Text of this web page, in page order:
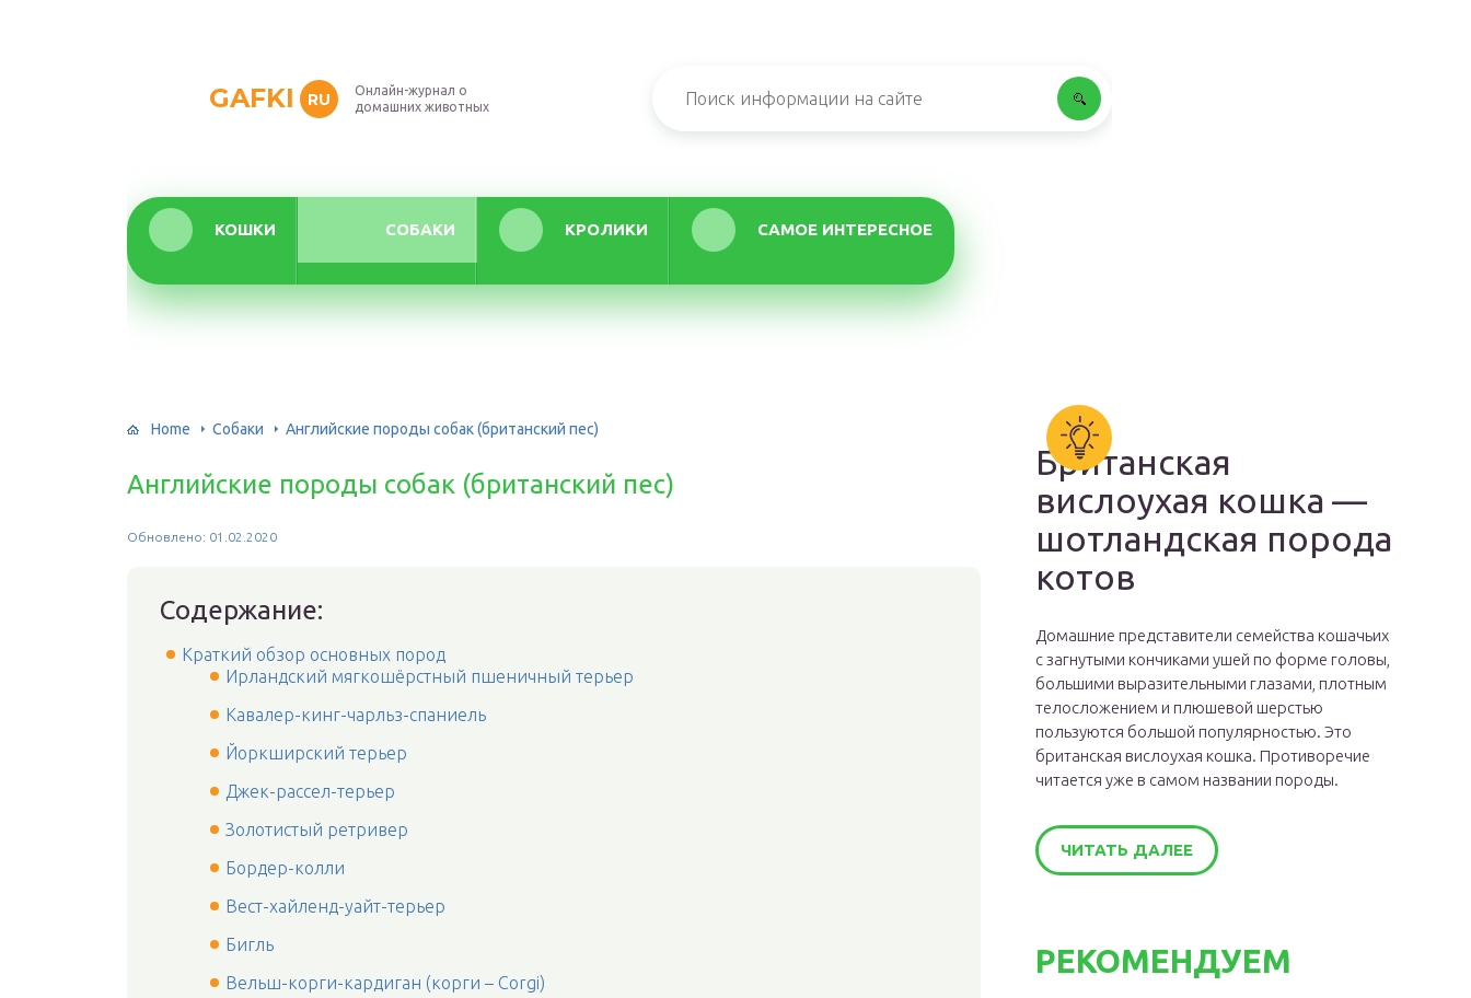
GAFKI RU
Онлайн-журнал о
домашних животных
КОШКИ СОБАКИ КРОЛИКИ САМОЕ ИНТЕРЕСНОЕ
Home Собаки Английские породы собак (британский пес)
Английские породы собак (британский пес)
Обновлено: 01.02.2020
Содержание:
Краткий обзор основных пород
Ирландский мягкошёрстный пшеничный терьер
Кавалер-кинг-чарльз-спаниель
Йоркширский терьер
Джек-рассел-терьер
Золотистый ретривер
Бордер-колли
Вест-хайленд-уайт-терьер
Бигль
Вельш-корги-кардиган (корги – Corgi)
Британская
вислоухая кошка —
шотландская порода
котов
Домашние представители семейства кошачьих
с загнутыми кончиками ушей по форме головы,
большими выразительными глазами, плотным
телосложением и плюшевой шерстью
пользуются большой популярностью. Это
британская вислоухая кошка. Противоречие
читается уже в самом названии породы.
ЧИТАТЬ ДАЛЕЕ
РЕКОМЕНДУЕМ